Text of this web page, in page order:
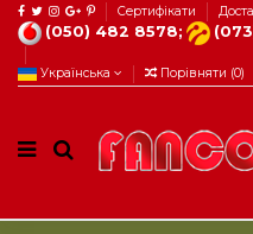
Сертифікати
(050) 482 8578;
Українська Порівняти (0)